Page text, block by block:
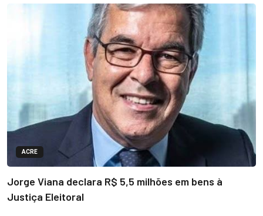
ACRE
Jorge Viana declara R$ 5,5 milhões em bens à
Justiça Eleitoral